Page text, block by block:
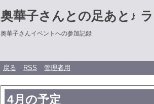
奥華子さんとの足あと♪
奥華子さんイベントへの参加記録
戻る RSS 管理者用
4月の予定